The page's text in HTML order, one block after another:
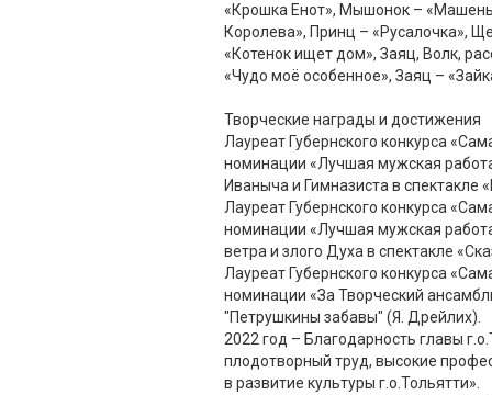
«Крошка Енот», Мышонок –
Королева», Принц – «Русалочка»,
«Котенок ищет дом», Заяц, Волк,
«Чудо моё особенное», Заяц –
Творческие награды и достижения
Лауреат Губернского конкурса
номинации «Лучшая мужская
Иваныча и Гимназиста в спектакле
Лауреат Губернского конкурса
номинации «Лучшая мужская
ветра и злого Духа в спектакле
Лауреат Губернского конкурса
номинации «За Творческий
"Петрушкины забавы" (Я. Дрейлих).
2022 год – Благодарность главы
плодотворный труд, высокие
в развитие культуры г.о.Тольятти».